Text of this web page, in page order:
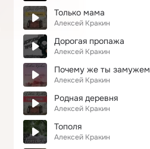
Только мама
Алексей Кракин
Дорогая пропажа
Алексей Кракин
Почему же ты замужем
Алексей Кракин
Родная деревня
Алексей Кракин
Тополя
Алексей Кракин